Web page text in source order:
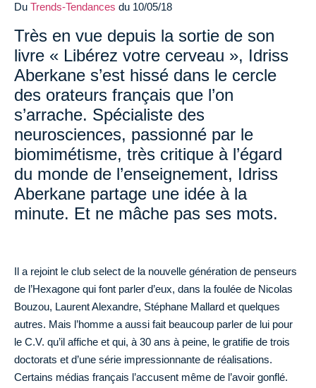
Du Trends-Tendances du 10/05/18
Très en vue depuis la sortie de son
livre « Libérez votre cerveau », Idriss
Aberkane s’est hissé dans le cercle
des orateurs français que l’on
s’arrache. Spécialiste des
neurosciences, passionné par le
biomimétisme, très critique à l’égard
du monde de l’enseignement, Idriss
Aberkane partage une idée à la
minute. Et ne mâche pas ses mots.
Il a rejoint le club select de la nouvelle génération de penseurs
de l’Hexagone qui font parler d’eux, dans la foulée de Nicolas
Bouzou, Laurent Alexandre, Stéphane Mallard et quelques
autres. Mais l’homme a aussi fait beaucoup parler de lui pour
le C.V. qu’il affiche et qui, à 30 ans à peine, le gratifie de trois
doctorats et d’une série impressionnante de réalisations.
Certains médias français l’accusent même de l’avoir gonflé.